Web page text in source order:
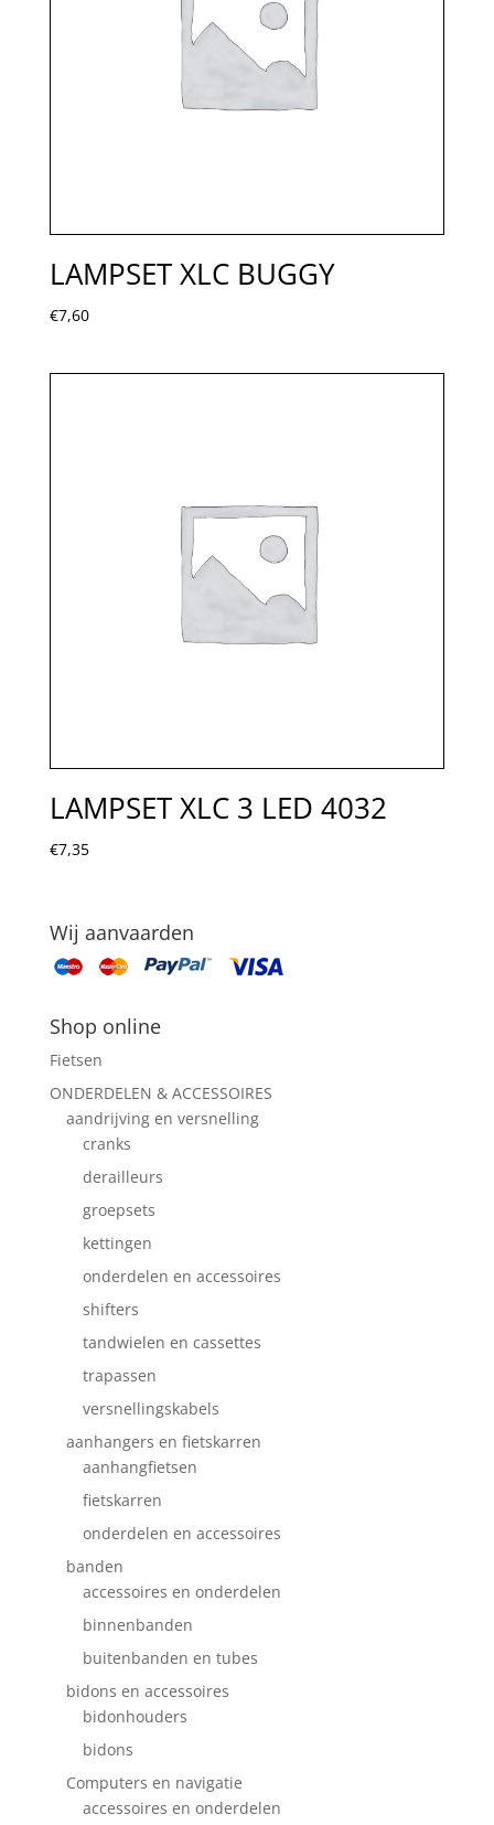
LAMPSET XLC BUGGY
€7,60
LAMPSET XLC 3 LED 4032
€7,35
Wij aanvaarden
Shop online
Fietsen
ONDERDELEN & ACCESSOIRES
aandrijving en versnelling
cranks
derailleurs
groepsets
kettingen
onderdelen en accessoires
shifters
tandwielen en cassettes
trapassen
versnellingskabels
aanhangers en fietskarren
aanhangfietsen
fietskarren
onderdelen en accessoires
banden
accessoires en onderdelen
binnenbanden
buitenbanden en tubes
bidons en accessoires
bidonhouders
bidons
Computers en navigatie
accessoires en onderdelen